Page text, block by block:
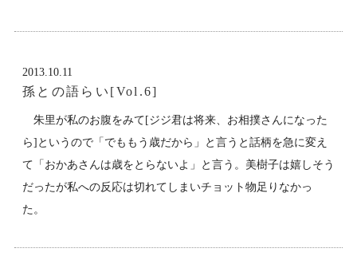
2013.10.11
孫との語らい[Vol.6]
朱里が私のお腹をみて[ジジ君は将来、お相撲さんになった
ら]というので「でももう歳だから」と言うと話柄を急に変え
て「おかあさんは歳をとらないよ」と言う。美樹子は嬉しそう
だったが私への反応は切れてしまいチョット物足りなかっ
た。